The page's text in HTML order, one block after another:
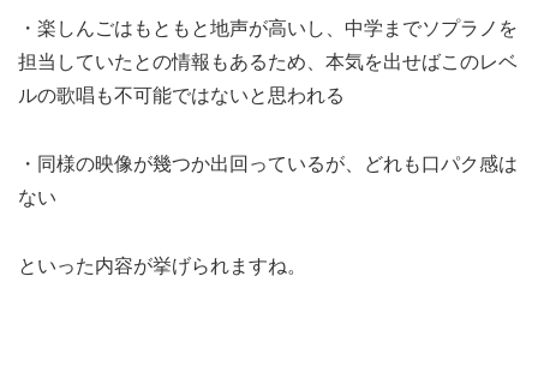
・楽しんごはもともと地声が高いし、中学までソプラノを
担当していたとの情報もあるため、本気を出せばこのレベ
ルの歌唱も不可能ではないと思われる
・同様の映像が幾つか出回っているが、どれも口パク感は
ない
といった内容が挙げられますね。